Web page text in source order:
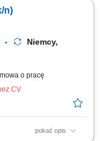
oraz chcą pracować
produkcyjnym.
n)
Niemcy,
o pracę
CV
pokaż opis